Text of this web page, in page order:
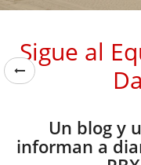
Sigue al
Un blog y
informan a